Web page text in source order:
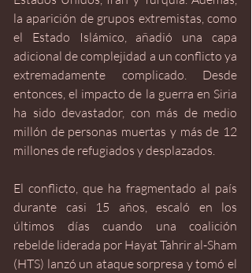
la aparición de grupos extremistas, como
el Estado Islámico, añadió una capa
adicional de complejidad a un conflicto ya
extremadamente complicado. Desde
entonces, el impacto de la guerra en Siria
ha sido devastador, con más de medio
millón de personas muertas y más de 12
millones de refugiados y desplazados.
El conflicto, que ha fragmentado al país
durante casi 15 años, escaló en los
últimos días cuando una coalición
rebelde liderada por Hayat Tahrir al-Sham
(HTS) lanzó un ataque sorpresa y tomó el